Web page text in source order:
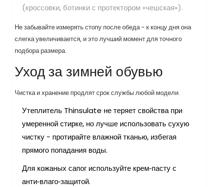
(кроссовки, ботинки с протектором «чешская»).
Не забывайте измерять стопу после обеда - к концу дня она
слегка увеличивается, и это лучший момент для точного
подбора размера.
Уход за зимней обувью
Чистка и хранение продлят срок службы любой модели.
Утеплитель Thinsulate не теряет свойства при
умеренной стирке, но лучше использовать сухую
чистку - протирайте влажной тканью, избегая
прямого попадания воды.
Для кожаных сапог используйте крем‑пасту с
анти‑влаго‑защитой.